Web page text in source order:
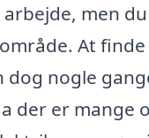
men
At
dog nogle
der er mange